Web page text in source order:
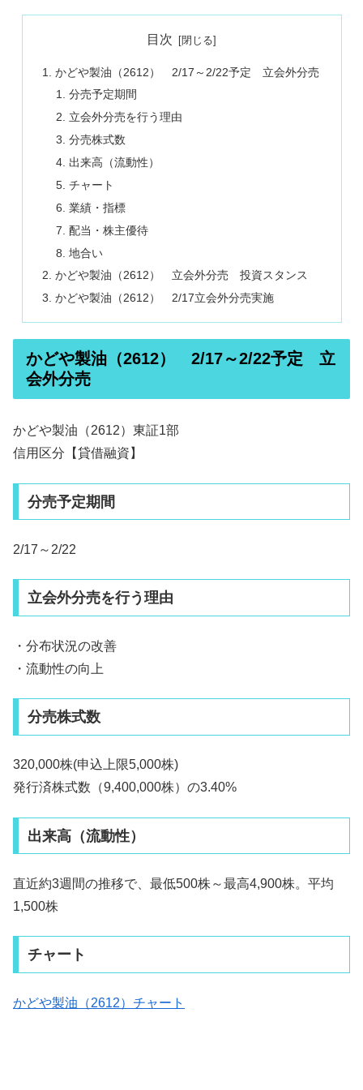
目次
かどや製油（2612） 2/17～2/22予定 立会外分売
分売予定期間
立会外分売を行う理由
分売株式数
出来高（流動性）
チャート
業績・指標
配当・株主優待
地合い
かどや製油（2612） 立会外分売 投資スタンス
かどや製油（2612） 2/17立会外分売実施
かどや製油（2612） 2/17～2/22予定 立
会外分売
かどや製油（2612）東証1部
信用区分【貸借融資】
分売予定期間
2/17～2/22
立会外分売を行う理由
・分布状況の改善
・流動性の向上
分売株式数
320,000株(申込上限5,000株)
発行済株式数（9,400,000株）の3.40%
出来高（流動性）
直近約3週間の推移で、最低500株～最高4,900株。平均
1,500株
チャート
かどや製油（2612）チャート